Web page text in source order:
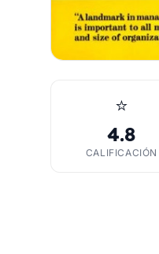
⭐
4.8
CALIFICACIÓN